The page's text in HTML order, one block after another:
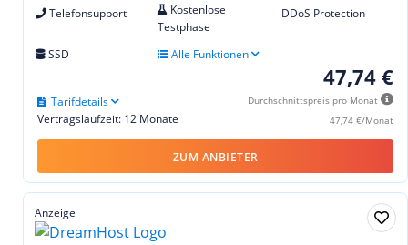
Telefonsupport
Kostenlose
Testphase
DDoS Protection
SSD Alle Funktionen
47,74 €
Durchschnittspreis pro Monat
47,74 €/Monat
Vertragslaufzeit: 12 Monate
Tarifdetails
ZUM ANBIETER
Anzeige